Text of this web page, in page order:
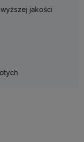
jakości